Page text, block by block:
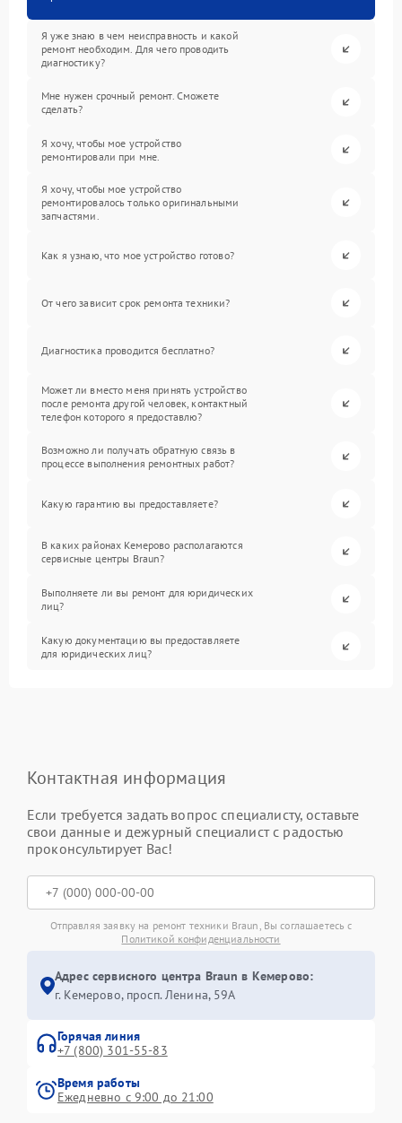
Я уже знаю в чем неисправность и какой
ремонт необходим. Для чего проводить
диагностику?
Мне нужен срочный ремонт. Сможете
сделать?
Я хочу, чтобы мое устройство
ремонтировали при мне.
Я хочу, чтобы мое устройство
ремонтировалось только оригинальными
запчастями.
Как я узнаю, что мое устройство готово?
От чего зависит срок ремонта техники?
Диагностика проводится бесплатно?
Может ли вместо меня принять устройство
после ремонта другой человек, контактный
телефон которого я предоставлю?
Возможно ли получать обратную связь в
процессе выполнения ремонтных работ?
Какую гарантию вы предоставляете?
В каких районах Кемерово располагаются
сервисные центры Braun?
Выполняете ли вы ремонт для юридических
лиц?
Какую документацию вы предоставляете
для юридических лиц?
Контактная информация
Если требуется задать вопрос специалисту, оставьте
свои данные и дежурный специалист с радостью
проконсультирует Вас!
Отправляя заявку на ремонт техники Braun, Вы соглашаетесь с
Политикой конфиденциальности
Адрес сервисного центра Braun в Кемерово:
г. Кемерово, просп. Ленина, 59А
Горячая линия
+7 (800) 301-55-83
Время работы
Ежедневно с 9:00 до 21:00